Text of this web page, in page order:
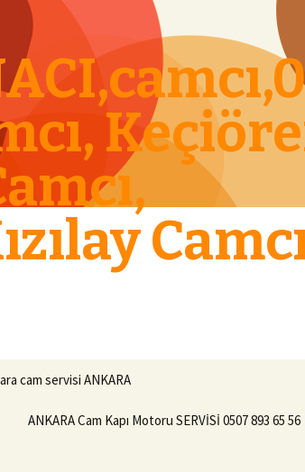
cam servisi ANKARA
ANKARA Cam Kapı Motoru SERVİSİ 0507 893 65 56